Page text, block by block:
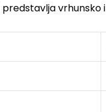
predstavlja vrhunsko